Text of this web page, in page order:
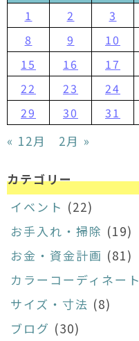
1 2 3
8
9 10
15
16 17
22
23 24
29
30 31
« 12月 2月 »
カテゴリー
イベント (22)
お手入れ・掃除 (19)
お金・資金計画 (81)
カラーコーディネート
サイズ・寸法 (8)
ブログ (30)